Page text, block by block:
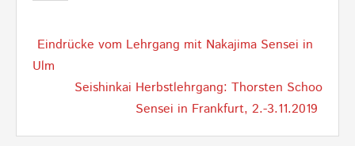
Post
navigation
Eindrücke vom Lehrgang mit Nakajima Sensei in
Ulm
Seishinkai Herbstlehrgang: Thorsten Schoo
Sensei in Frankfurt, 2.-3.11.2019